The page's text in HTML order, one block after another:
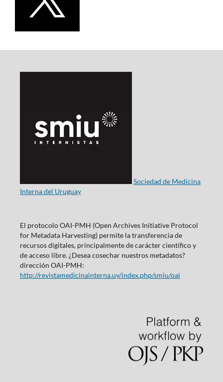
Sociedad de Medicina
Interna del Uruguay
El protocolo OAI-PMH (Open Archives Initiative Protocol
for Metadata Harvesting) permite la transferencia de
recursos digitales, principalmente de carácter científico y
de acceso libre. ¿Desea cosechar nuestros metadatos?
dirección OAI-PMH:
http://revistamedicinainterna.uy/index.php/smiu/oai